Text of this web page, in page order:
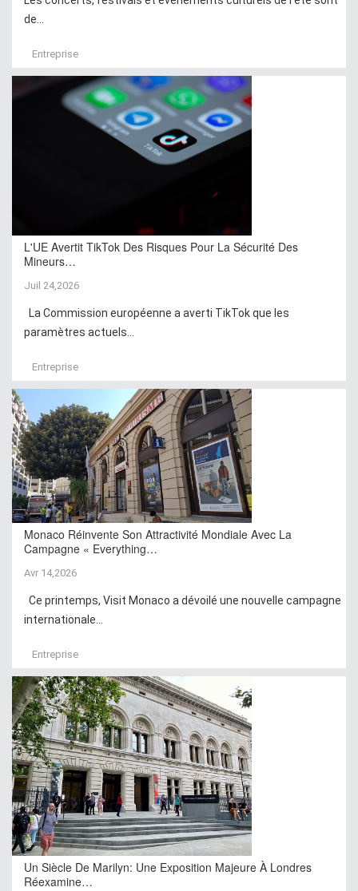
de...
Entreprise
L'UE Avertit TikTok Des Risques Pour La Sécurité Des
Mineurs…
Juil 24,2026
La Commission européenne a averti TikTok que les
paramètres actuels...
Entreprise
Monaco Réinvente Son Attractivité Mondiale Avec La
Campagne « Everything…
Avr 14,2026
Ce printemps, Visit Monaco a dévoilé une nouvelle campagne
internationale...
Entreprise
Un Siècle De Marilyn: Une Exposition Majeure À Londres
Réexamine…